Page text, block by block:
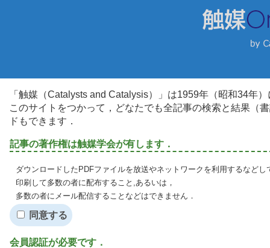
「触媒（Catalysts and Catalysis）」は1959年（昭和34年
このサイトをつかって，どなたでも全記事の検索と結果（
ドもできます．
記事の著作権は触媒学会が有します．
ダウンロードしたPDFファイルを放送やネットワークを利用するなど
印刷して多数の者に配布すること,あるいは，
多数の者にメール配信することなどはできません．
同意する
会員認証が必要です．